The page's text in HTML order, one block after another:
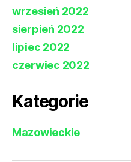
wrzesień 2022
sierpień 2022
lipiec 2022
czerwiec 2022
Kategorie
Mazowieckie